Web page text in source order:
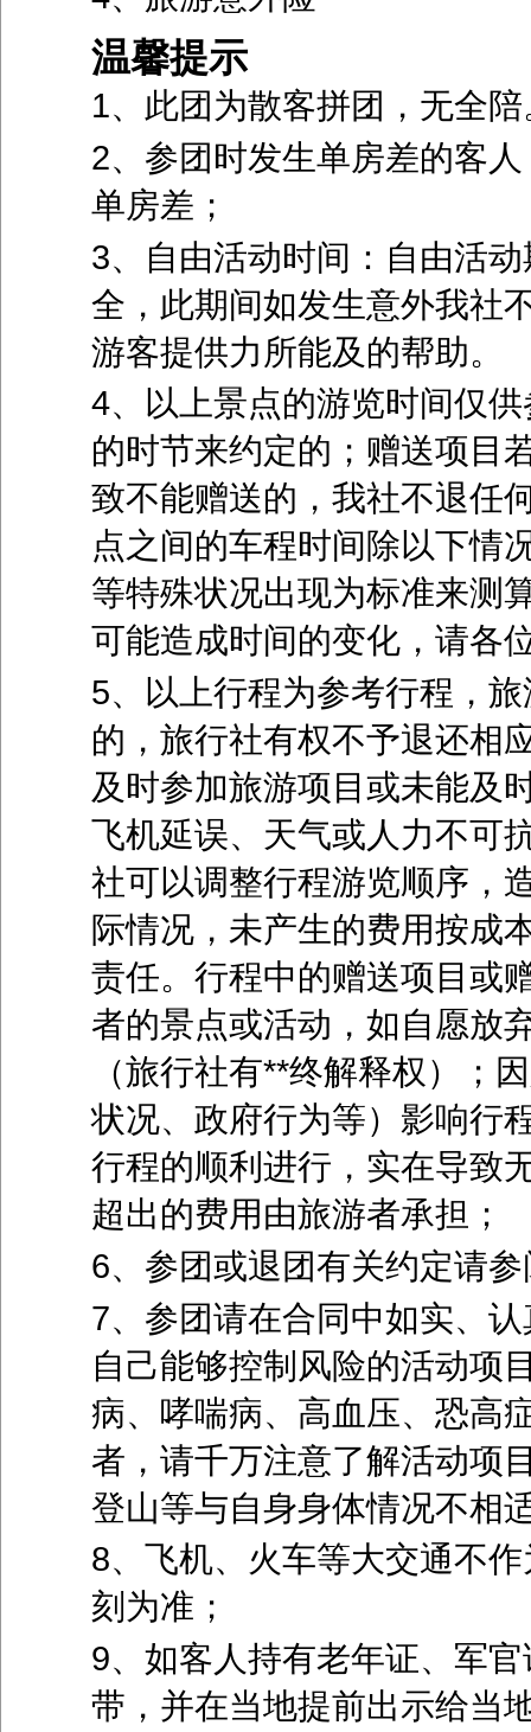
温馨提示
1、此团为散客拼团，无全陪
2、参团时发生单房差的客
单房差；
3、自由活动时间：自由活
全，此期间如发生意外我社
游客提供力所能及的帮助。
4、以上景点的游览时间仅
的时节来约定的；赠送项目
致不能赠送的，我社不退任
点之间的车程时间除以下情
等特殊状况出现为标准来测
可能造成时间的变化，请各
5、以上行程为参考行程，
的，旅行社有权不予退还相
及时参加旅游项目或未能及
飞机延误、天气或人力不可
社可以调整行程游览顺序，
际情况，未产生的费用按成
责任。行程中的赠送项目或
者的景点或活动，如自愿放
（旅行社有**终解释权）；
状况、政府行为等）影响行
行程的顺利进行，实在导致
超出的费用由旅游者承担；
6、参团或退团有关约定请
7、参团请在合同中如实、
自己能够控制风险的活动项
病、哮喘病、高血压、恐高
者，请千万注意了解活动项
登山等与自身身体情况不相
8、飞机、火车等大交通不
刻为准；
9、如客人持有老年证、军
带，并在当地提前出示给当